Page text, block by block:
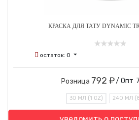
КРАСКА ДЛЯ ТАТУ DYNAMIC
остаток: 0
Розница 792 ₽/ Опт
30 МЛ (1 OZ) 240 МЛ